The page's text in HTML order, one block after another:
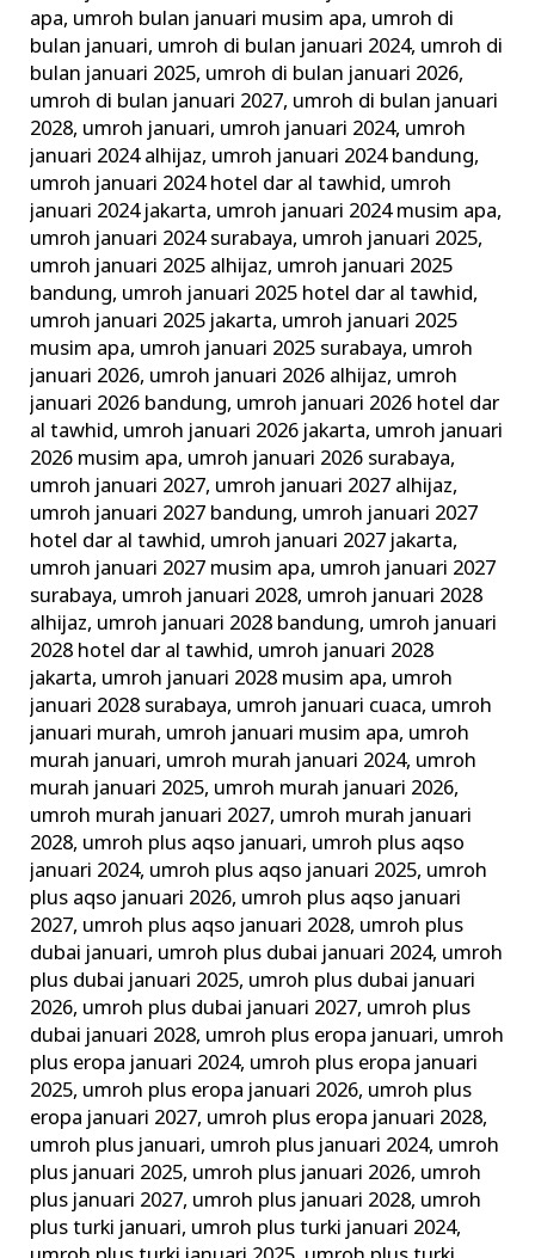
apa, umroh bulan januari musim apa, umroh di
bulan januari, umroh di bulan januari 2024, umroh di
bulan januari 2025, umroh di bulan januari 2026,
umroh di bulan januari 2027, umroh di bulan januari
2028, umroh januari, umroh januari 2024, umroh
januari 2024 alhijaz, umroh januari 2024 bandung,
umroh januari 2024 hotel dar al tawhid, umroh
januari 2024 jakarta, umroh januari 2024 musim apa,
umroh januari 2024 surabaya, umroh januari 2025,
umroh januari 2025 alhijaz, umroh januari 2025
bandung, umroh januari 2025 hotel dar al tawhid,
umroh januari 2025 jakarta, umroh januari 2025
musim apa, umroh januari 2025 surabaya, umroh
januari 2026, umroh januari 2026 alhijaz, umroh
januari 2026 bandung, umroh januari 2026 hotel dar
al tawhid, umroh januari 2026 jakarta, umroh januari
2026 musim apa, umroh januari 2026 surabaya,
umroh januari 2027, umroh januari 2027 alhijaz,
umroh januari 2027 bandung, umroh januari 2027
hotel dar al tawhid, umroh januari 2027 jakarta,
umroh januari 2027 musim apa, umroh januari 2027
surabaya, umroh januari 2028, umroh januari 2028
alhijaz, umroh januari 2028 bandung, umroh januari
2028 hotel dar al tawhid, umroh januari 2028
jakarta, umroh januari 2028 musim apa, umroh
januari 2028 surabaya, umroh januari cuaca, umroh
januari murah, umroh januari musim apa, umroh
murah januari, umroh murah januari 2024, umroh
murah januari 2025, umroh murah januari 2026,
umroh murah januari 2027, umroh murah januari
2028, umroh plus aqso januari, umroh plus aqso
januari 2024, umroh plus aqso januari 2025, umroh
plus aqso januari 2026, umroh plus aqso januari
2027, umroh plus aqso januari 2028, umroh plus
dubai januari, umroh plus dubai januari 2024, umroh
plus dubai januari 2025, umroh plus dubai januari
2026, umroh plus dubai januari 2027, umroh plus
dubai januari 2028, umroh plus eropa januari, umroh
plus eropa januari 2024, umroh plus eropa januari
2025, umroh plus eropa januari 2026, umroh plus
eropa januari 2027, umroh plus eropa januari 2028,
umroh plus januari, umroh plus januari 2024, umroh
plus januari 2025, umroh plus januari 2026, umroh
plus januari 2027, umroh plus januari 2028, umroh
plus turki januari, umroh plus turki januari 2024,